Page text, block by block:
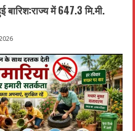
में 647.3 मि.मी.